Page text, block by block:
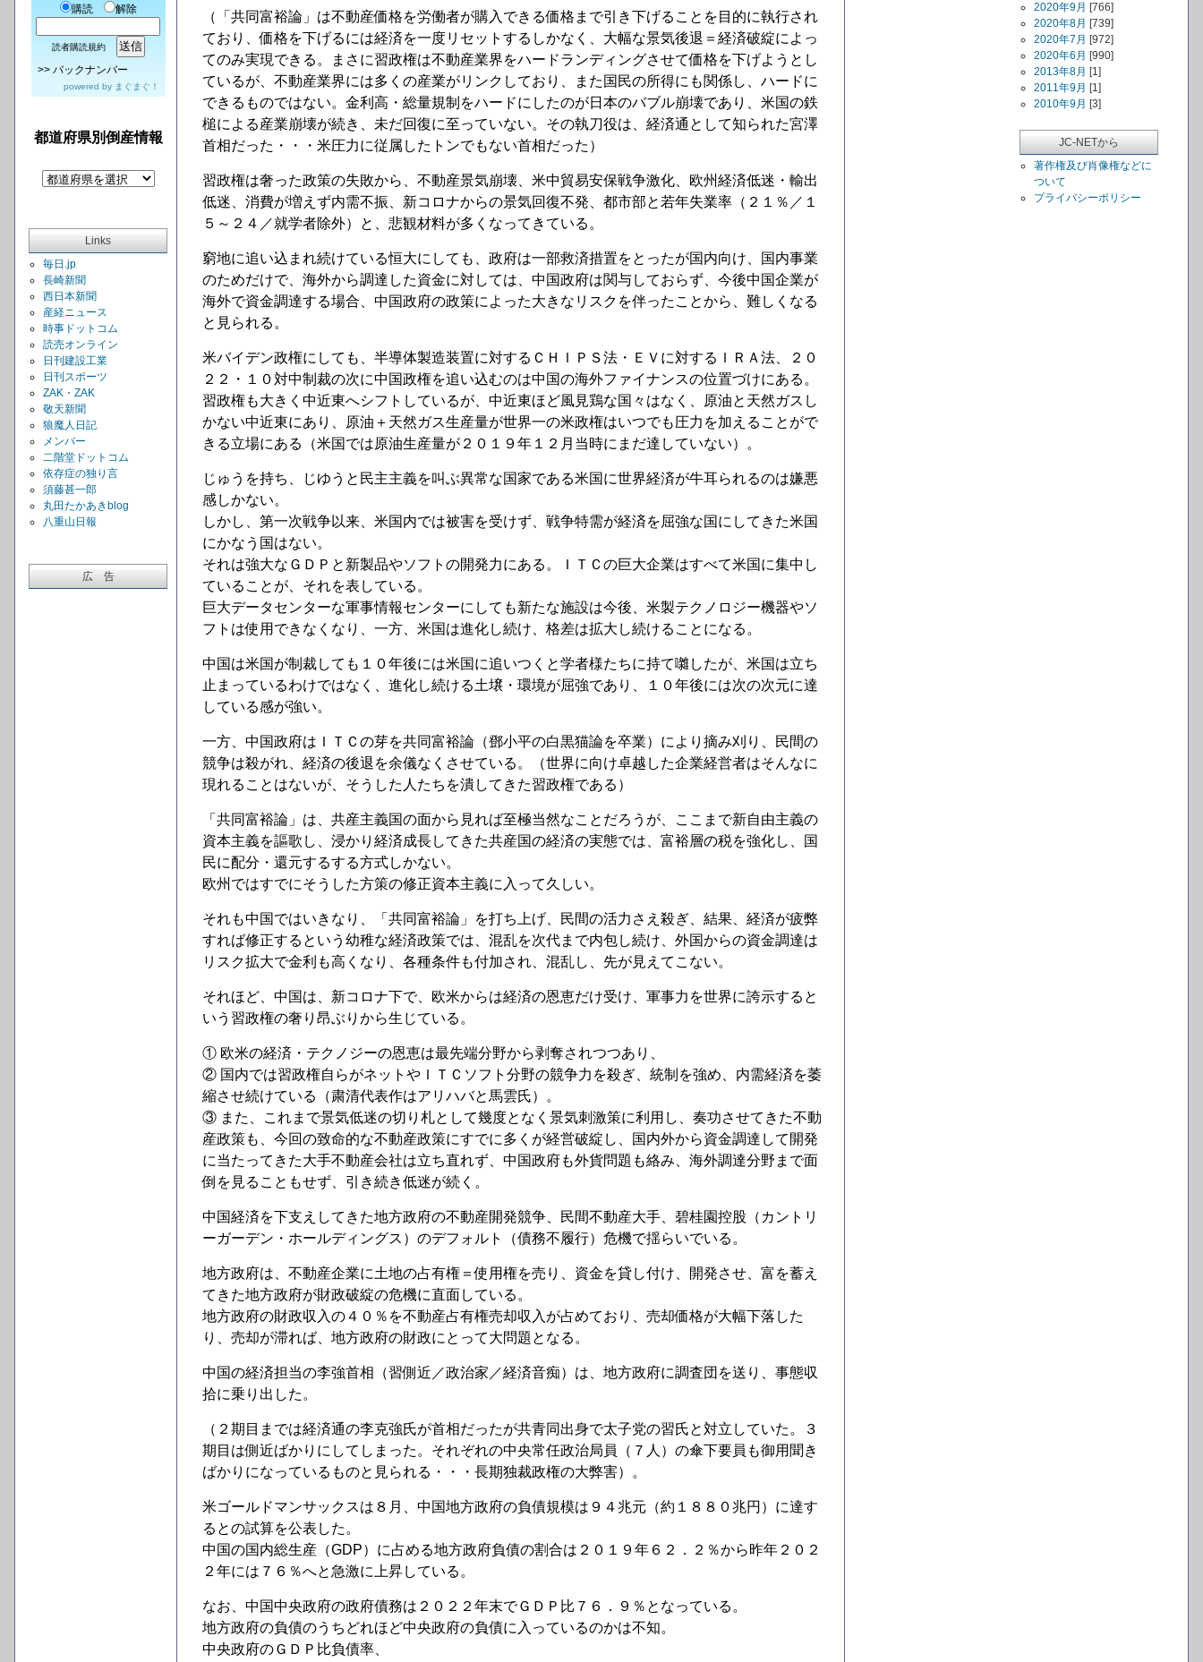
購読 解除
読者購読規約
>> バックナンバー
powered by まぐまぐ！
都道府県別倒産情報
Links
毎日.jp
長崎新聞
西日本新聞
産経ニュース
時事ドットコム
読売オンライン
日刊建設工業
日刊スポーツ
ZAK・ZAK
敬天新聞
狼魔人日記
メンバー
二階堂ドットコム
依存症の独り言
須藤甚一郎
丸田たかあきblog
八重山日報
広 告
（「共同富裕論」は不動産価格を労働者が購入できる価格まで引き下げることを目的に執行され
ており、価格を下げるには経済を一度リセットするしかなく、大幅な景気後退＝経済破綻によっ
てのみ実現できる。まさに習政権は不動産業界をハードランディングさせて価格を下げようとし
ているが、不動産業界には多くの産業がリンクしており、また国民の所得にも関係し、ハードに
できるものではない。金利高・総量規制をハードにしたのが日本のバブル崩壊であり、米国の鉄
槌による産業崩壊が続き、未だ回復に至っていない。その執刀役は、経済通として知られた宮澤
首相だった・・・米圧力に従属したトンでもない首相だった）
習政権は奢った政策の失敗から、不動産景気崩壊、米中貿易安保戦争激化、欧州経済低迷・輸出
低迷、消費が増えず内需不振、新コロナからの景気回復不発、都市部と若年失業率（２１％／１
５～２４／就学者除外）と、悲観材料が多くなってきている。
窮地に追い込まれ続けている恒大にしても、政府は一部救済措置をとったが国内向け、国内事業
のためだけで、海外から調達した資金に対しては、中国政府は関与しておらず、今後中国企業が
海外で資金調達する場合、中国政府の政策によった大きなリスクを伴ったことから、難しくなる
と見られる。
米バイデン政権にしても、半導体製造装置に対するＣＨＩＰＳ法・ＥＶに対するＩＲＡ法、２０
２２・１０対中制裁の次に中国政権を追い込むのは中国の海外ファイナンスの位置づけにある。
習政権も大きく中近東へシフトしているが、中近東ほど風見鶏な国々はなく、原油と天然ガスし
かない中近東にあり、原油＋天然ガス生産量が世界一の米政権はいつでも圧力を加えることがで
きる立場にある（米国では原油生産量が２０１９年１２月当時にまだ達していない）。
じゅうを持ち、じゆうと民主主義を叫ぶ異常な国家である米国に世界経済が牛耳られるのは嫌悪
感しかない。
しかし、第一次戦争以来、米国内では被害を受けず、戦争特需が経済を屈強な国にしてきた米国
にかなう国はない。
それは強大なＧＤＰと新製品やソフトの開発力にある。ＩＴＣの巨大企業はすべて米国に集中し
ていることが、それを表している。
巨大データセンターな軍事情報センターにしても新たな施設は今後、米製テクノロジー機器やソ
フトは使用できなくなり、一方、米国は進化し続け、格差は拡大し続けることになる。
中国は米国が制裁しても１０年後には米国に追いつくと学者様たちに持て囃したが、米国は立ち
止まっているわけではなく、進化し続ける土壌・環境が屈強であり、１０年後には次の次元に達
している感が強い。
一方、中国政府はＩＴＣの芽を共同富裕論（鄧小平の白黒猫論を卒業）により摘み刈り、民間の
競争は殺がれ、経済の後退を余儀なくさせている。（世界に向け卓越した企業経営者はそんなに
現れることはないが、そうした人たちを潰してきた習政権である）
「共同富裕論」は、共産主義国の面から見れば至極当然なことだろうが、ここまで新自由主義の
資本主義を謳歌し、浸かり経済成長してきた共産国の経済の実態では、富裕層の税を強化し、国
民に配分・還元するする方式しかない。
欧州ではすでにそうした方策の修正資本主義に入って久しい。
それも中国ではいきなり、「共同富裕論」を打ち上げ、民間の活力さえ殺ぎ、結果、経済が疲弊
すれば修正するという幼稚な経済政策では、混乱を次代まで内包し続け、外国からの資金調達は
リスク拡大で金利も高くなり、各種条件も付加され、混乱し、先が見えてこない。
それほど、中国は、新コロナ下で、欧米からは経済の恩恵だけ受け、軍事力を世界に誇示すると
いう習政権の奢り昂ぶりから生じている。
① 欧米の経済・テクノジーの恩恵は最先端分野から剥奪されつつあり、
② 国内では習政権自らがネットやＩＴＣソフト分野の競争力を殺ぎ、統制を強め、内需経済を萎
縮させ続けている（粛清代表作はアリハバと馬雲氏）。
③ また、これまで景気低迷の切り札として幾度となく景気刺激策に利用し、奏功させてきた不動
産政策も、今回の致命的な不動産政策にすでに多くが経営破綻し、国内外から資金調達して開発
に当たってきた大手不動産会社は立ち直れず、中国政府も外貨問題も絡み、海外調達分野まで面
倒を見ることもせず、引き続き低迷が続く。
中国経済を下支えしてきた地方政府の不動産開発競争、民間不動産大手、碧桂園控股（カントリ
ーガーデン・ホールディングス）のデフォルト（債務不履行）危機で揺らいでいる。
地方政府は、不動産企業に土地の占有権＝使用権を売り、資金を貸し付け、開発させ、富を蓄え
てきた地方政府が財政破綻の危機に直面している。
地方政府の財政収入の４０％を不動産占有権売却収入が占めており、売却価格が大幅下落した
り、売却が滞れば、地方政府の財政にとって大問題となる。
中国の経済担当の李強首相（習側近／政治家／経済音痴）は、地方政府に調査団を送り、事態収
拾に乗り出した。
（２期目までは経済通の李克強氏が首相だったが共青同出身で太子党の習氏と対立していた。３
期目は側近ばかりにしてしまった。それぞれの中央常任政治局員（７人）の傘下要員も御用聞き
ばかりになっているものと見られる・・・長期独裁政権の大弊害）。
米ゴールドマンサックスは８月、中国地方政府の負債規模は９４兆元（約１８８０兆円）に達す
るとの試算を公表した。
中国の国内総生産（GDP）に占める地方政府負債の割合は２０１９年６２．２％から昨年２０２
２年には７６％へと急激に上昇している。
なお、中国中央政府の政府債務は２０２２年末でＧＤＰ比７６．９％となっている。
地方政府の負債のうちどれほど中央政府の負債に入っているのかは不知。
中央政府のＧＤＰ比負債率、
2020年9月 [766]
2020年8月 [739]
2020年7月 [972]
2020年6月 [990]
2013年8月 [1]
2011年9月 [1]
2010年9月 [3]
JC-NETから
著作権及び肖像権などに
ついて
プライバシーポリシー